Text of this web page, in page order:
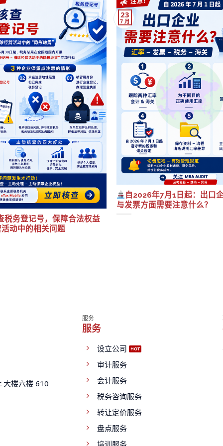
税务登记号，保障合法权益
动中的相关问题
自2026年7月1日起：出口
与发票方面需要注意什么？
23
7 月
大楼六楼 610
服务
服务
设立公司
审计服务
会计服务
税务咨询服务
转让定价服务
盘点服务
培训服务